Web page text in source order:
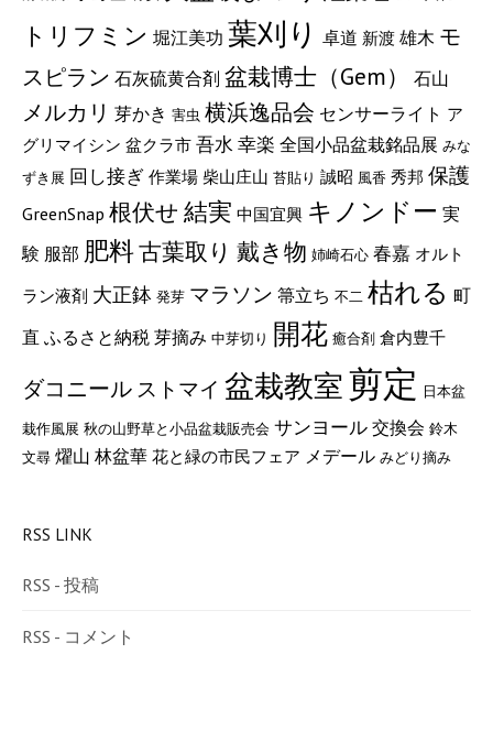
トリフミン 堀江美功 葉刈り 卓道 新渡 雄木 モ
スピラン 石灰硫黄合剤 盆栽博士（Gem） 石山
メルカリ 芽かき 害虫 横浜逸品会 センサーライト ア
グリマイシン 盆クラ市 吾水 幸楽 全国小品盆栽銘品展 みな
ずき展 回し接ぎ 作業場 柴山庄山 苔貼り 誠昭 風香 秀邦 保護
GreenSnap 根伏せ 結実 中国宜興 キノンドー 実
験 服部 肥料古葉取り 戴き物 姉崎石心 春嘉 オルト
ラン液剤 大正鉢 発芽 マラソン 箒立ち 不二 枯れる 町
直 ふるさと納税 芽摘み 中芽切り 開花 癒合剤 倉内豊千
ダコニール ストマイ 盆栽教室剪定 日本盆
栽作風展 秋の山野草と小品盆栽販売会 サンヨール 交換会 鈴木
文尋 燿山 林盆華 花と緑の市民フェア メデール みどり摘み
RSS LINK
RSS - 投稿
RSS - コメント